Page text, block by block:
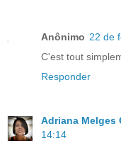
Anônimo 22 de
C'est tout
Responder
Adriana Melges
14:14